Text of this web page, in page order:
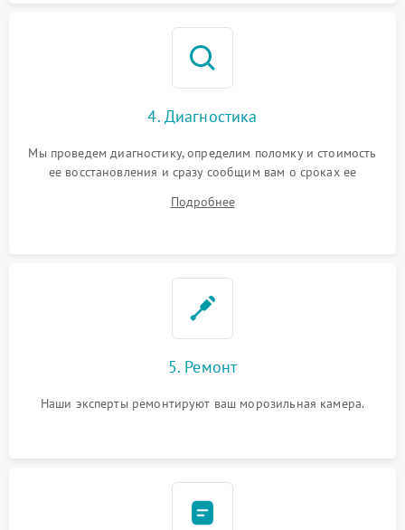
4. Диагностика
Мы проведем диагностику, определим поломку и стоимость
ее восстановления и сразу сообщим вам о сроках ее
Подробнее
5. Ремонт
Наши эксперты ремонтируют ваш морозильная камера.